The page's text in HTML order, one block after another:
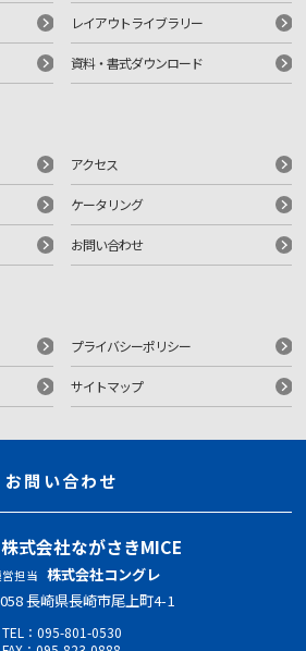
レイアウトライブラリー
資料・書式ダウンロード
アクセス
ケータリング
お問い合わせ
プライバシーポリシー
サイトマップ
お問い合わせ
株式会社ながさきMICE
担当
株式会社コングレ
⻑崎県⻑崎市尾上町4-1
TEL： 095-801-0530